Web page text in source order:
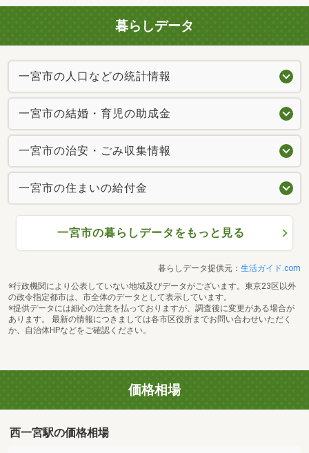
暮らしデータ
一宮市の人口などの統計情報
一宮市の結婚・育児の助成金
一宮市の治安・ごみ収集情報
一宮市の住まいの給付金
一宮市の暮らしデータをもっと見る
暮らしデータ提供元： 生活ガイド.com
※行政機関により公表していない地域及びデータがございます。東京23区以外
の政令指定都市は、市全体のデータとして表示しています。
※提供データには細心の注意を払っておりますが、調査後に変更がある場合が
あります。 最新の情報につきましては各市区役所までお問い合わせいただく
か、自治体HPなどをご確認ください。
価格相場
西一宮駅の価格相場